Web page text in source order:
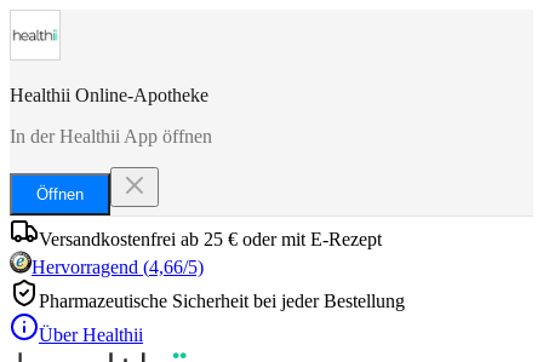
Healthii Online-Apotheke
In der Healthii App öffnen
Öffnen
Versandkostenfrei ab 25 € oder mit E-Rezept
Hervorragend (4,66/5)
Pharmazeutische Sicherheit bei jeder Bestellung
Über Healthii